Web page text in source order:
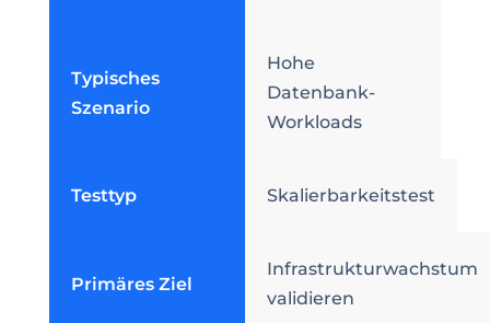
Typisches
Szenario
Hohe
Datenbank-
Workloads
Testtyp Skalierbarkeitstest
Primäres Ziel
Infrastrukturwachstum
validieren